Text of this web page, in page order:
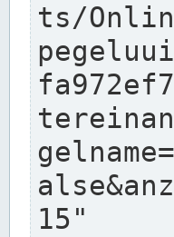
ts/
15"